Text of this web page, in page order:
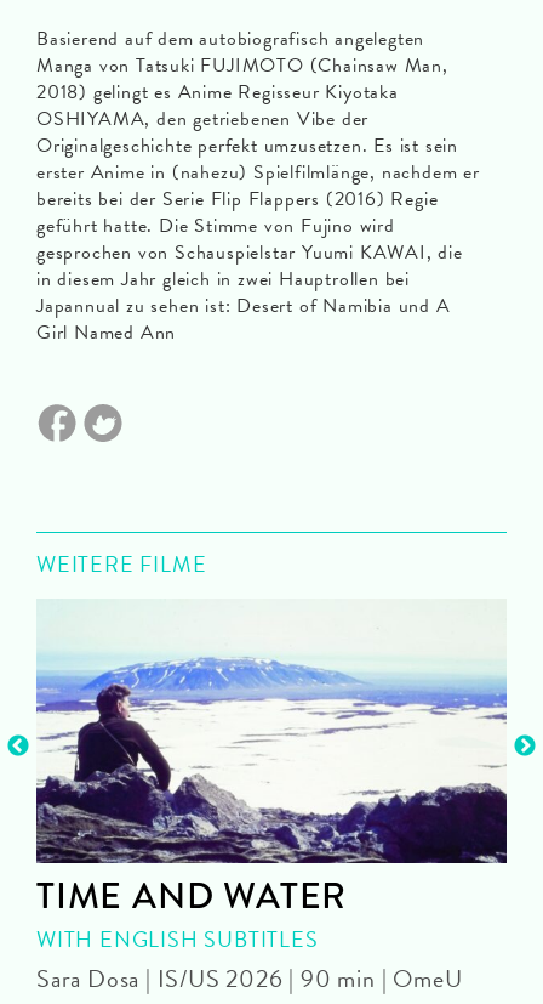
Basierend auf dem autobiografisch angelegten
Manga von Tatsuki FUJIMOTO (Chainsaw Man,
2018) gelingt es Anime Regisseur Kiyotaka
OSHIYAMA, den getriebenen Vibe der
Originalgeschichte perfekt umzusetzen. Es ist sein
erster Anime in (nahezu) Spielfilmlänge, nachdem er
bereits bei der Serie Flip Flappers (2016) Regie
geführt hatte. Die Stimme von Fujino wird
gesprochen von Schauspielstar Yuumi KAWAI, die
in diesem Jahr gleich in zwei Hauptrollen bei
Japannual zu sehen ist: Desert of Namibia und A
Girl Named Ann
WEITERE FILME
TIME AND WATER
WITH ENGLISH SUBTITLES
Sara Dosa | IS/US 2026 | 90 min | OmeU